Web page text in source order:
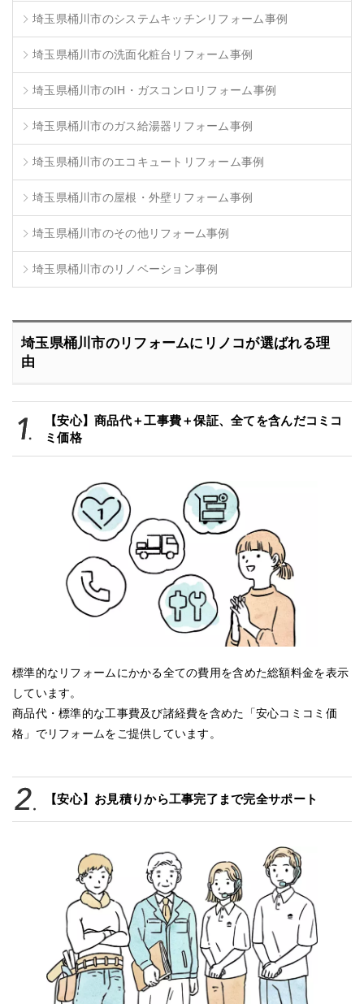
埼玉県桶川市のシステムキッチンリフォーム事例
埼玉県桶川市の洗面化粧台リフォーム事例
埼玉県桶川市のIH・ガスコンロリフォーム事例
埼玉県桶川市のガス給湯器リフォーム事例
埼玉県桶川市のエコキュートリフォーム事例
埼玉県桶川市の屋根・外壁リフォーム事例
埼玉県桶川市のその他リフォーム事例
埼玉県桶川市のリノベーション事例
埼玉県桶川市のリフォームにリノコが選ばれる理
由
【安心】商品代＋工事費＋保証、全てを含んだコミコ
ミ価格
標準的なリフォームにかかる全ての費用を含めた総額料金を表示
しています。
商品代・標準的な工事費及び諸経費を含めた「安心コミコミ価
格」でリフォームをご提供しています。
【安心】お見積りから工事完了まで完全サポート